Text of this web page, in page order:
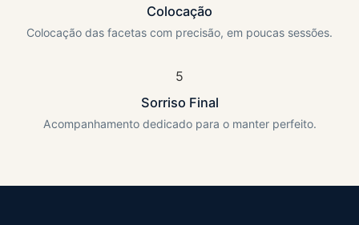
Colocação
Colocação das facetas com precisão, em poucas sessões.
5
Sorriso Final
Acompanhamento dedicado para o manter perfeito.